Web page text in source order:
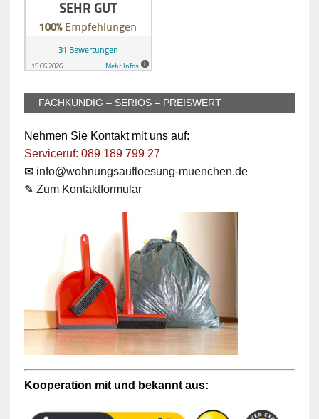
FACHKUNDIG – SERIÖS – PREISWERT
Nehmen Sie Kontakt mit uns auf:
Serviceruf: 089 189 799 27
✉ info@wohnungsaufloesung-muenchen.de
✎ Zum Kontaktformular
Kooperation mit und bekannt aus: